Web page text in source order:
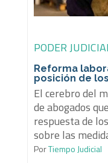
PODER
Reforma
posición de
El cerebro del
de abogados
respuesta de
sobre las
PorTiempo Judicial